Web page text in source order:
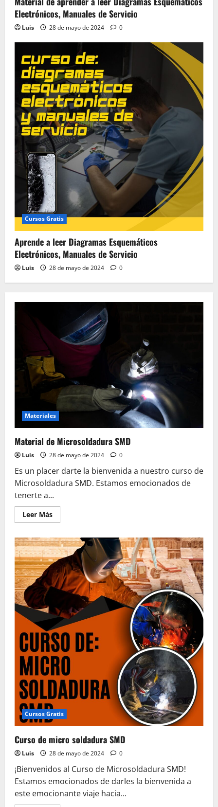
Electrónicos, Manuales de Servicio
Luis 28 de mayo de 2024 0
Cursos Gratis
Aprende a leer Diagramas Esquemáticos
Electrónicos, Manuales de Servicio
Luis 28 de mayo de 2024 0
Materiales
Material de Microsoldadura SMD
Luis 28 de mayo de 2024 0
Es un placer darte la bienvenida a nuestro curso de
Microsoldadura SMD. Estamos emocionados de
tenerte a...
Leer MásLeer
más
Material
de
Microsoldadura
SMD
Cursos Gratis
Curso de micro soldadura SMD
Luis 28 de mayo de 2024 0
¡Bienvenidos al Curso de Microsoldadura SMD!
Estamos emocionados de darles la bienvenida a
este emocionante viaje hacia...